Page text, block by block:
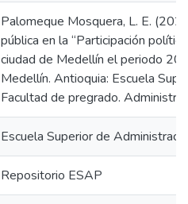
Palomeque Mosquera, L. E.
pública en la “Participación
ciudad de Medellín el periodo
Medellín. Antioquia: Escuela
Facultad de pregrado.
Escuela Superior de
Repositorio ESAP